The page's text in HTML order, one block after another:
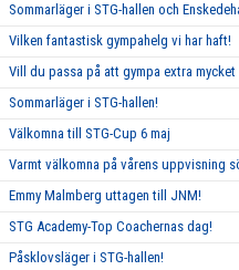
Sommarläger i STG-hallen och
Vilken fantastisk gympahelg vi har haft!
Vill du passa på att gympa extra mycket
Sommarläger i STG-hallen!
Välkomna till STG-Cup 6 maj
Varmt välkomna på vårens uppvisning
Emmy Malmberg uttagen till JNM!
STG Academy-Top Coachernas dag!
Påsklovsläger i STG-hallen!